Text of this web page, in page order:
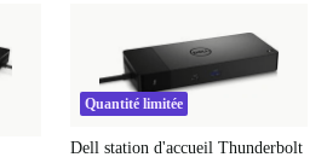
Quantité limitée
Dell station d'accueil Thunderbolt